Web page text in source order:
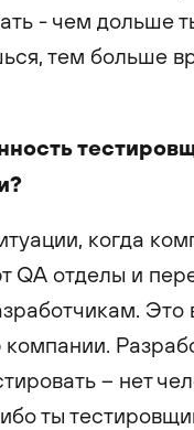
- чем дольше
тем больше
когда
QA отделы и
Это
– нет
ты